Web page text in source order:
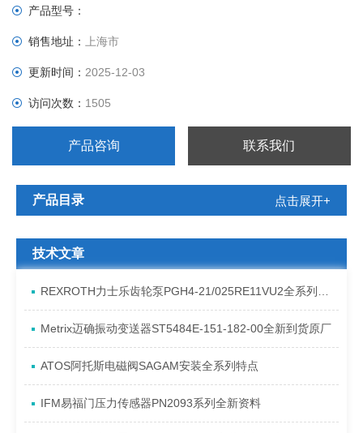
海）传感器仪表有限公司作为众多工业设备生产厂商在中国大陆
产品型号：
销售地址：上海市
更新时间：2025-12-03
访问次数： 1505
产品咨询 联系我们
产品目录 点击展开+
技术文章
REXROTH力士乐齿轮泵PGH4-21/025RE11VU2全系列发货原理
Metrix迈确振动变送器ST5484E-151-182-00全新到货原厂
ATOS阿托斯电磁阀SAGAM安装全系列特点
IFM易福门压力传感器PN2093系列全新资料